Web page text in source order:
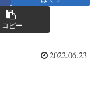
コピー
2022.06.23